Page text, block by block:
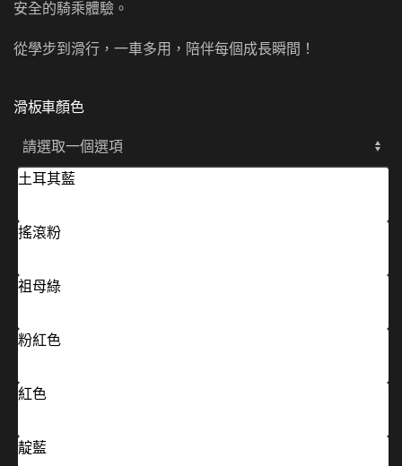
安全的騎乘體驗。
從學步到滑行，一車多用，陪伴每個成長瞬間！
滑板車顏色
土耳其藍
搖滾粉
祖母綠
粉紅色
紅色
靛藍